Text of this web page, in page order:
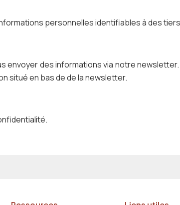
personnelles identifiables à des
envoyer des informations via notre
situé en bas de de la newsletter.